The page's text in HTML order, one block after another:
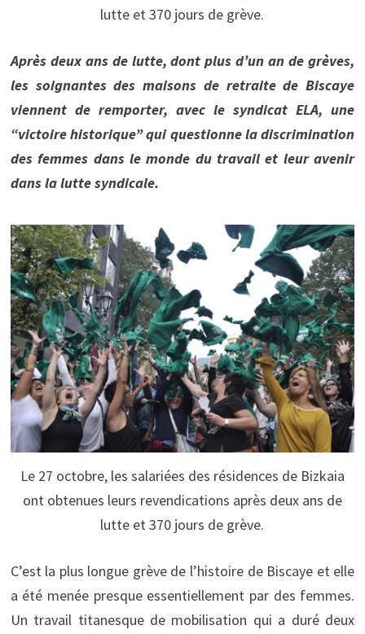
lutte et 370 jours de grève.
Après deux ans de lutte, dont plus d’un an de grèves,
les soignantes des maisons de retraite de Biscaye
viennent de remporter, avec le syndicat ELA, une
“victoire historique” qui questionne la discrimination
des femmes dans le monde du travail et leur avenir
dans la lutte syndicale.
Le 27 octobre, les salariées des résidences de Bizkaia
ont obtenues leurs revendications après deux ans de
lutte et 370 jours de grève.
C’est la plus longue grève de l’histoire de Biscaye et elle
a été menée presque essentiellement par des femmes.
Un travail titanesque de mobilisation qui a duré deux